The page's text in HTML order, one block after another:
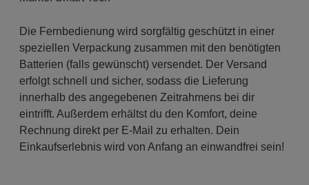
Die Fernbedienung wird sorgfältig geschützt in einer
speziellen Verpackung zusammen mit den benötigten
Batterien (falls gewünscht) versendet. Der Versand
erfolgt schnell und sicher, sodass die Lieferung
innerhalb des angegebenen Zeitrahmens bei dir
eintrifft. Außerdem erhältst du den Komfort, deine
Rechnung direkt per E-Mail zu erhalten. Dein
Einkaufserlebnis wird von Anfang an einwandfrei sein!